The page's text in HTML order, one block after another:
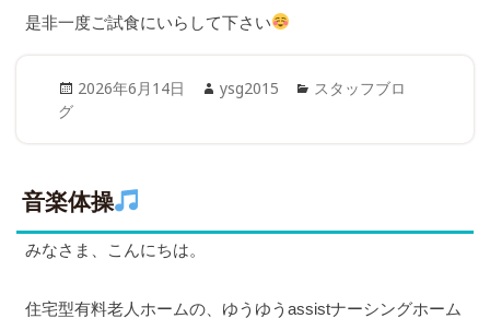
是非一度ご試食にいらして下さい
Posted
2026年6月14日 Author
ysg2015 Categories
スタッフブロ
グ
音楽体操
みなさま、こんにちは。
住宅型有料老人ホームの、ゆうゆうassistナーシングホーム